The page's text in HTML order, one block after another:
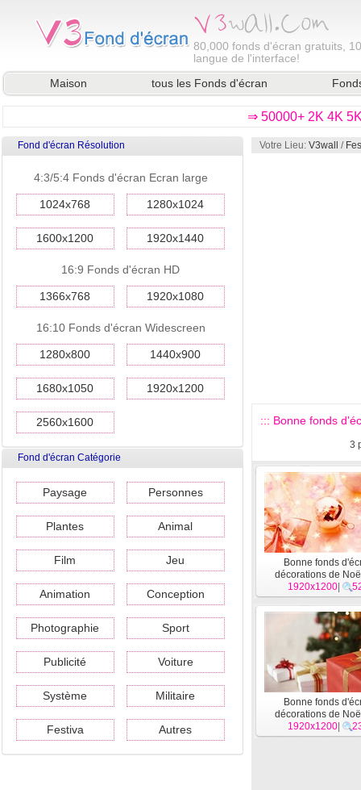
80,000 fonds d'écran gratuits,
langue de l'interface!
Maison
tous les Fonds d'écran
⇒ 50000+ 2K 4K
Fond d'écran Résolution
4:3/5:4 Fonds d'écran Ecran large
1024x768 1280x1024
1600x1200 1920x1440
16:9 Fonds d'écran HD
1366x768 1920x1080
16:10 Fonds d'écran Widescreen
1280x800 1440x900
1680x1050 1920x1200
2560x1600
Fond d'écran Catégorie
Paysage Personnes
Plantes Animal
Film Jeu
Animation Conception
Photographie Sport
Publicité Voiture
Système Militaire
Festiva Autres
Votre Lieu: V3wall /
::: Bonne fonds
3
Bonne fonds
décorations de
1920x1200
Bonne fonds
décorations de
1920x1200